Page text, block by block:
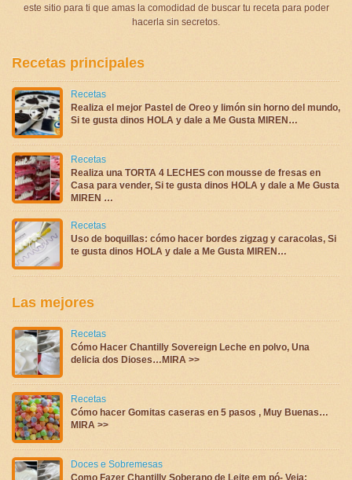
este sitio para ti que amas la comodidad de buscar tu receta para poder
hacerla sin secretos.
Recetas principales
Recetas
Realiza el mejor Pastel de Oreo y limón sin horno del mundo,
Si te gusta dinos HOLA y dale a Me Gusta MIREN…
Recetas
Realiza una TORTA 4 LECHES con mousse de fresas en
Casa para vender, Si te gusta dinos HOLA y dale a Me Gusta
MIREN …
Recetas
Uso de boquillas: cómo hacer bordes zigzag y caracolas, Si
te gusta dinos HOLA y dale a Me Gusta MIREN…
Las mejores
Recetas
Cómo Hacer Chantilly Sovereign Leche en polvo, Una
delicia dos Dioses…MIRA >>
Recetas
Cómo hacer Gomitas caseras en 5 pasos , Muy Buenas…
MIRA >>
Doces e Sobremesas
Como Fazer Chantilly Soberano de Leite em pó- Veja: